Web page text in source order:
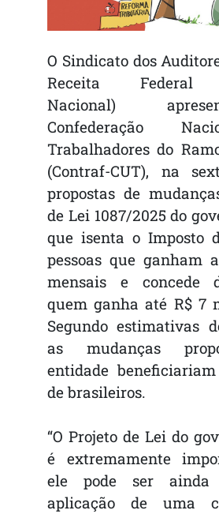
O Sindicato dos
Receita Federal
Nacional)
Confederação
Trabalhadores do
(Contraf-CUT), na
propostas de
de Lei 1087/2025 do
que isenta o Imposto
pessoas que ganham
mensais e concede
quem ganha até R$ 7
Segundo estimativas
as mudanças
entidade
de brasileiros.
“O Projeto de Lei do
é extremamente
ele pode ser
aplicação de uma